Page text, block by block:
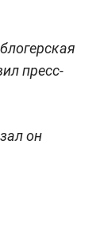
пресс-
он